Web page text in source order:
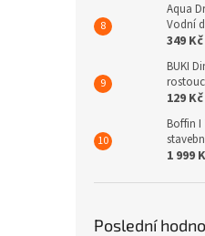
Aqua
Vodní
349 Kč
BUKI
129 Kč
Boffin I
1 999
Poslední